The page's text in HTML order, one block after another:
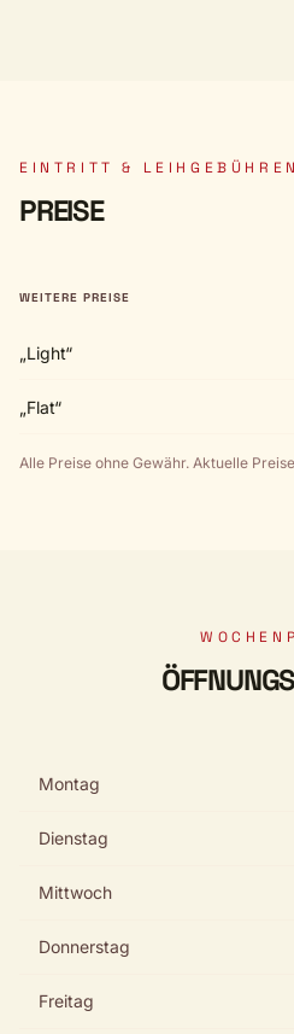
EINTRITT & LEIHGEBÜHREN
PREISE
WEITERE PREISE
„Light“
„Flat“
Alle Preise ohne Gewähr. Aktuelle
Montag
Dienstag
Mittwoch
Donnerstag
Freitag